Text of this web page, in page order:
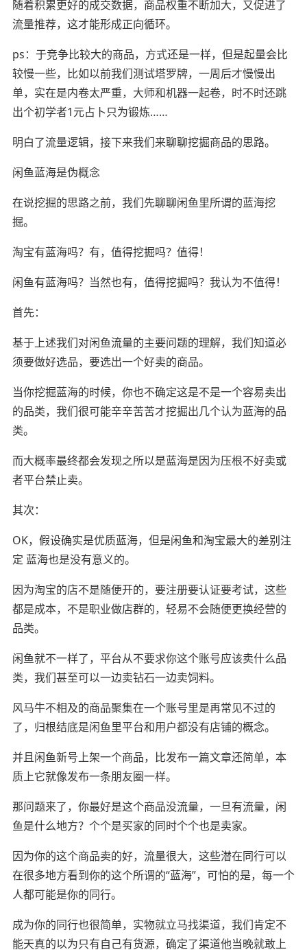
随着积累更好的成交数据，商品权重不断加大，又促进了
流量推荐，这才能形成正向循环。
ps：于竞争比较大的商品，方式还是一样，但是起量会比
较慢一些，比如以前我们测试塔罗牌，一周后才慢慢出
单，实在是内卷太严重，大师和机器一起卷，时不时还跳
出个初学者1元占卜只为锻炼……
明白了流量逻辑，接下来我们来聊聊挖掘商品的思路。
闲鱼蓝海是伪概念
在说挖掘的思路之前，我们先聊聊闲鱼里所谓的蓝海挖
掘。
淘宝有蓝海吗？有，值得挖掘吗？值得！
闲鱼有蓝海吗？当然也有，值得挖掘吗？我认为不值得！
首先：
基于上述我们对闲鱼流量的主要问题的理解，我们知道必
须要做好选品，要选出一个好卖的商品。
当你挖掘蓝海的时候，你也不确定这是不是一个容易卖出
的品类，我们很可能辛辛苦苦才挖掘出几个认为蓝海的品
类。
而大概率最终都会发现之所以是蓝海是因为压根不好卖或
者平台禁止卖。
其次：
OK，假设确实是优质蓝海，但是闲鱼和淘宝最大的差别注
定 蓝海也是没有意义的。
因为淘宝的店不是随便开的，要注册要认证要考试，这些
都是成本，不是职业做店群的，轻易不会随便更换经营的
品类。
闲鱼就不一样了，平台从不要求你这个账号应该卖什么品
类，我们甚至可以一边卖钻石一边卖饲料。
风马牛不相及的商品聚集在一个账号里是再常见不过的
了，归根结底是闲鱼里平台和用户都没有店铺的概念。
并且闲鱼新号上架一个商品，比发布一篇文章还简单，本
质上它就像发布一条朋友圈一样。
那问题来了，你最好是这个商品没流量，一旦有流量，闲
鱼是什么地方？个个是买家的同时个个也是卖家。
因为你的这个商品卖的好，流量很大，这些潜在同行可以
在很多地方看到你的这个所谓的“蓝海”，可怕的是，每一个
人都可能是你的同行。
成为你的同行也很简单，实物就立马找渠道，我们肯定不
能天真的以为只有自己有货源，确定了渠道他当晚就敢上